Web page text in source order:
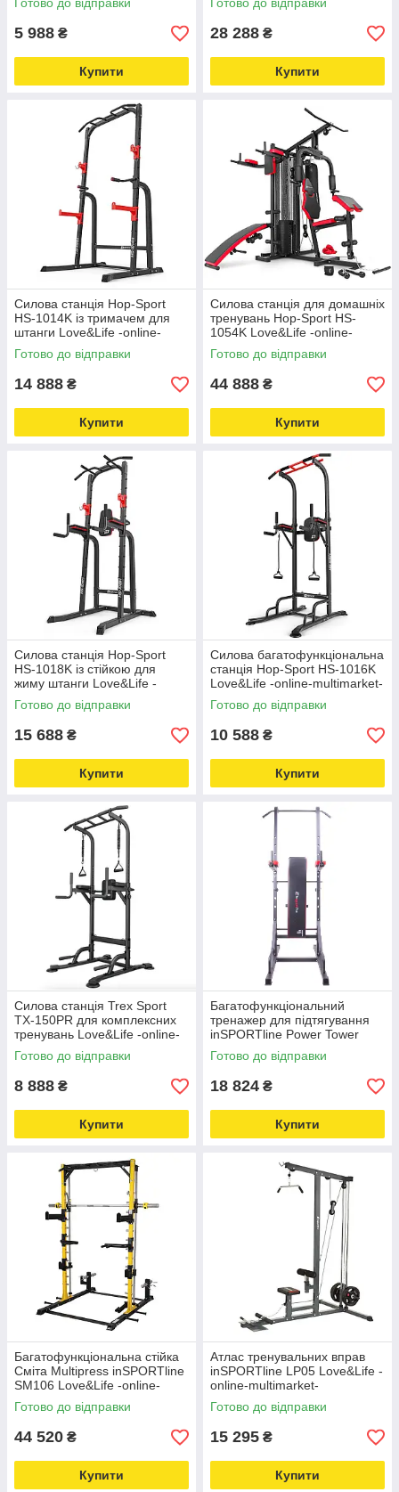
5 988 ₴
Купити
28 288 ₴
Купити
Силова станція Hop-Sport
HS-1014K із тримачем для
штанги Love&Life -online-
multimarket-
Готово до відправки
14 888 ₴
Купити
Силова станція для домашніх
тренувань Hop-Sport HS-
1054K Love&Life -online-
multimarket-
Готово до відправки
44 888 ₴
Купити
Силова станція Hop-Sport
HS-1018K із стійкою для
жиму штанги Love&Life -
online-multimarket-
Готово до відправки
15 688 ₴
Купити
Силова багатофункціональна
станція Hop-Sport HS-1016K
Love&Life -online-multimarket-
Готово до відправки
10 588 ₴
Купити
Силова станція Trex Sport
TX-150PR для комплексних
тренувань Love&Life -online-
multimarket-
Готово до відправки
8 888 ₴
Купити
Багатофункціональний
тренажер для підтягування
inSPORTline Power Tower
X150 Love&Life -online-
multimarket-
Готово до відправки
18 824 ₴
Купити
Багатофункціональна стійка
Сміта Multipress inSPORTline
SM106 Love&Life -online-
multimarket-
Готово до відправки
44 520 ₴
Купити
Атлас тренувальних вправ
inSPORTline LP05 Love&Life -
online-multimarket-
Готово до відправки
15 295 ₴
Купити